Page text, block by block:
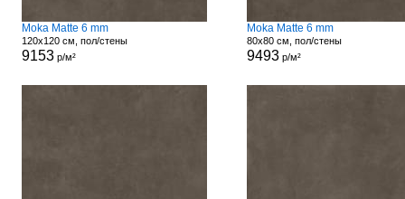
Moka Matte 6 mm
120x120 см, пол/стены
9153р/м²
Moka Matte 6 mm
80x80 см, пол/стены
9493р/м²